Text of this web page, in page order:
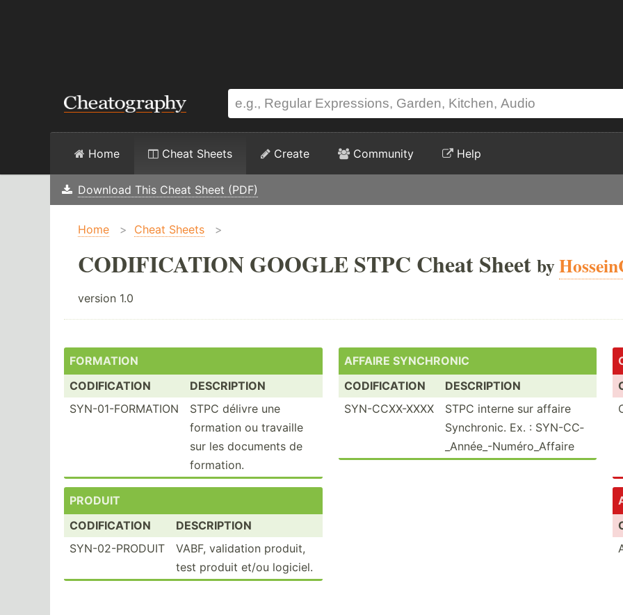
Home Cheat Sheets Create Community Help
Download This Cheat Sheet (PDF)
Home > Cheat Sheets >
CODIFICATION GOOGLE STPC Cheat Sheet by
version 1.0
FORMATION
CODIFICATION
DESCRIPTION
SYN-01-FORMATION
STPC délivre une
formation ou travaille
sur les documents de
formation.
PRODUIT
CODIFICATION
DESCRIPTION
SYN-02-PRODUIT
VABF, validation produit,
test produit et/ou logiciel.
AFFAIRE SYNCHRONIC
CODIFICATION
DESCRIPTION
SYN-CCXX-XXXX
STPC interne sur affaire
Synchr­onic. Ex. : SYN-CC­
_An­née­_-N­umé­ro_­Affaire